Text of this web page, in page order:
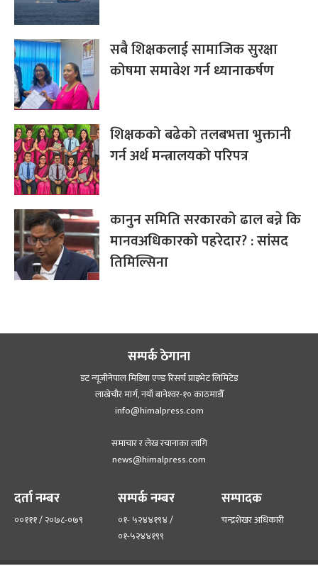
सबै शिक्षकलाई सामाजिक सुरक्षा
कोषमा समावेश गर्न ध्यानाकर्षण
शिक्षकको बढेको तलबभत्ता भुक्तानी
गर्न अर्थ मन्त्रालयको परिपत्र
कानुन समिति सरकारको ढाल बन्ने कि
मानवअधिकारको पहरेदार? : सांसद
तिमिल्सिना
सम्पर्क ठेगाना
डट न्यूजीनेपाल मिडिया एण्ड रिसर्च प्राइभेट लिमिटेड
लाखेचौर मार्ग, नयाँ बानेश्‍वर-१० काठमाडौँ
info@himalpress.com
समाचार र लेख रचानाका लागि
news@himalpress.com
दर्ता नम्बर
००१११ / २०७८-०७९
सम्पर्क नम्बर
०१- ५२४४१९४ /
०१-५२४४१९९
सम्पादक
चन्द्रशेखर अधिकारी